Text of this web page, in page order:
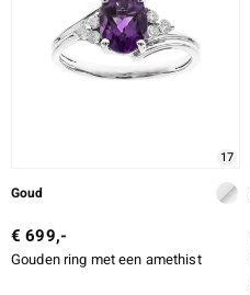
17
Goud
€ 699,-
Gouden ring met een amethist